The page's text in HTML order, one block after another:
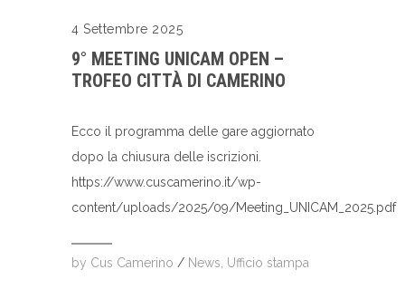
4 Settembre 2025
9° MEETING UNICAM OPEN –
TROFEO CITTÀ DI CAMERINO
Ecco il programma delle gare aggiornato
dopo la chiusura delle iscrizioni.
https://www.cuscamerino.it/wp-
content/uploads/2025/09/Meeting_UNICAM_2025.pdf
by Cus Camerino / News Ufficio stampa